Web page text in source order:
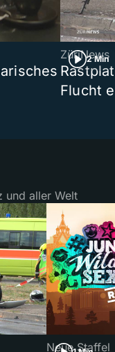
2 Min
ZüriNews
Flucht
und aller Welt
Neue Staffel